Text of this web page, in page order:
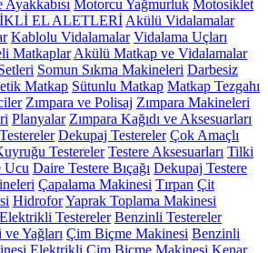
Motorcu Yağmurluk Motosiklet
EL ALETLERİ Akülü Vidalamalar
Kablolu Vidalamalar Vidalama Uçları
Matkaplar Akülü Matkap ve Vidalamalar
Somun Sıkma Makineleri Darbesiz
Matkap Sütunlu Matkap Matkap Tezgahı
Zımpara ve Polisaj Zımpara Makineleri
Planyalar Zımpara Kağıdı ve Aksesuarları
Dekupaj Testereler Çok Amaçlı
Testereler Testere Aksesuarları Tilki
Ucu Daire Testere Bıçağı Dekupaj Testere
Çapalama Makinesi Tırpan Çit
HidroforYaprak Toplama Makinesi
Elektrikli Testereler Benzinli Testereler
Yağları Çim Biçme Makinesi Benzinli
Elektrikli Çim Biçme Makinesi Kenar